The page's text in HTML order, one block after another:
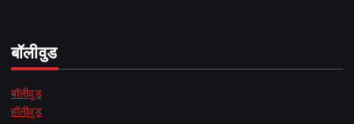
बॉलीवुड
बॉलीवुड
हॉलीवुड